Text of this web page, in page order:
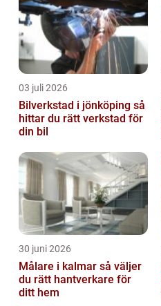
03 juli 2026
Bilverkstad i jönköping så
hittar du rätt verkstad för
din bil
30 juni 2026
Målare i kalmar så väljer
du rätt hantverkare för
ditt hem